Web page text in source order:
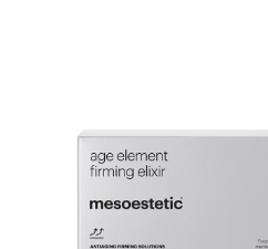
Academie
Groepstrainingen
Lippigmentatie opleiding
Maak een afspraak